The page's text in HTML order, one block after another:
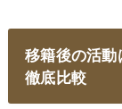
移籍後の活
徹底比較